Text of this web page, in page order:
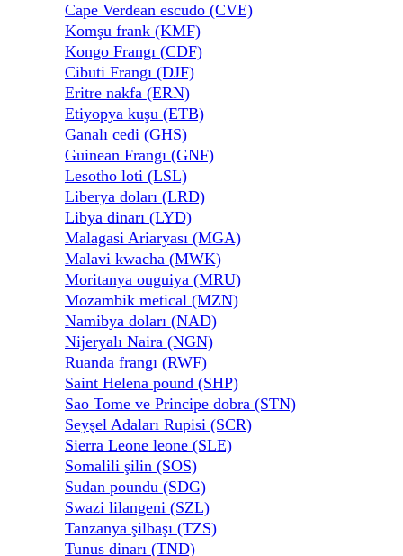
Cape Verdean escudo (CVE)
Komşu frank (KMF)
Kongo Frangı (CDF)
Cibuti Frangı (DJF)
Eritre nakfa (ERN)
Etiyopya kuşu (ETB)
Ganalı cedi (GHS)
Guinean Frangı (GNF)
Lesotho loti (LSL)
Liberya doları (LRD)
Libya dinarı (LYD)
Malagasi Ariaryası (MGA)
Malavi kwacha (MWK)
Moritanya ouguiya (MRU)
Mozambik metical (MZN)
Namibya doları (NAD)
Nijeryalı Naira (NGN)
Ruanda frangı (RWF)
Saint Helena pound (SHP)
Sao Tome ve Principe dobra (STN)
Seyşel Adaları Rupisi (SCR)
Sierra Leone leone (SLE)
Somalili şilin (SOS)
Sudan poundu (SDG)
Swazi lilangeni (SZL)
Tanzanya şilbaşı (TZS)
Tunus dinarı (TND)